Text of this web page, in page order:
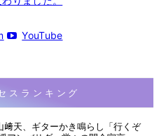
YouTube
スランキング
天、ギターかき鳴らし「行くぞ